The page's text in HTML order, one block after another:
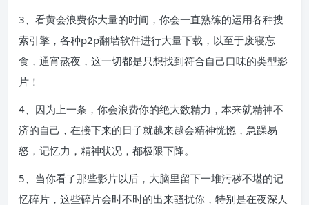
3、看黄会浪费你大量的时间，你会一直熟练的运用各种搜
索引擎，各种p2p翻墙软件进行大量下载，以至于废寝忘
食，通宵熬夜，这一切都是只想找到符合自己口味的类型影
片！
4、因为上一条，你会浪费你的绝大数精力，本来就精神不
济的自己，在接下来的日子就越来越会精神恍惚，急躁易
怒，记忆力，精神状况，都极限下降。
5、当你看了那些影片以后，大脑里留下一堆污秽不堪的记
忆碎片，这些碎片会时不时的出来骚扰你，特别是在夜深人